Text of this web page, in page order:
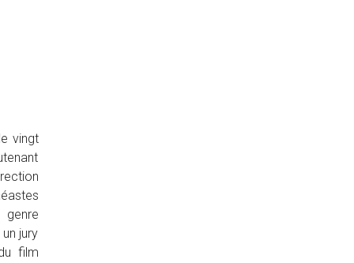
vingt
jury
film